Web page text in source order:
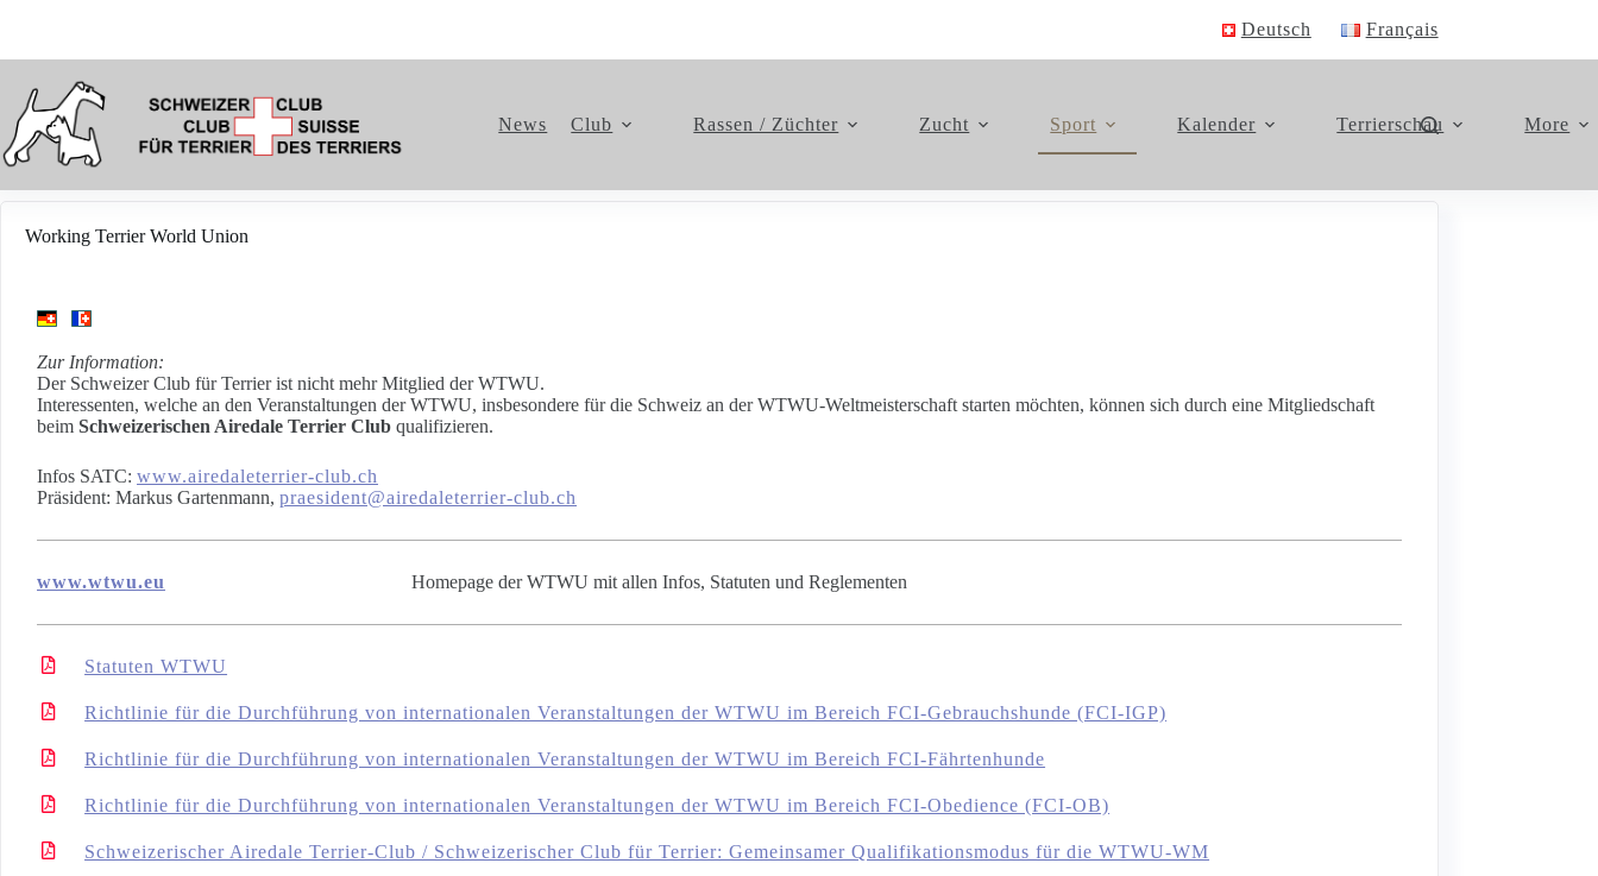
Deutsch Français
News Club Rassen / Züchter Zucht Sport Kalender Terrierschau More
Working Terrier World Union
Zur Information:
Der Schweizer Club für Terrier ist nicht mehr Mitglied der WTWU.
Interessenten, welche an den Veranstaltungen der WTWU, insbesondere für die Schweiz an der WTWU-Weltmeisterschaft starten möchten, können sich durch eine Mitgliedschaft
beim Schweizerischen Airedale Terrier Club qualifizieren.
Infos SATC: www.airedaleterrier-club.ch
Präsident: Markus Gartenmann, praesident@airedaleterrier-club.ch
www.wtwu.eu Homepage der WTWU mit allen Infos, Statuten und Reglementen
Statuten WTWU
Richtlinie für die Durchführung von internationalen Veranstaltungen der WTWU im Bereich FCI-Gebrauchshunde (FCI-IGP)
Richtlinie für die Durchführung von internationalen Veranstaltungen der WTWU im Bereich FCI-Fährtenhunde
Richtlinie für die Durchführung von internationalen Veranstaltungen der WTWU im Bereich FCI-Obedience (FCI-OB)
Schweizerischer Airedale Terrier-Club / Schweizerischer Club für Terrier: Gemeinsamer Qualifikationsmodus für die WTWU-WM